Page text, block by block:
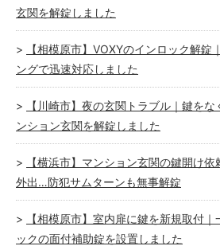
玄関を解錠しました
【相模原市】VOXYのインロック解錠
ングで迅速対応しました
【川崎市】夜の玄関トラブル｜鍵を
ンション玄関を解錠しました
【横浜市】マンション玄関の鍵開け
外出…防犯サムターンも無事解錠
【相模原市】室内扉に鍵を新規取付
ックの面付補助錠を設置しました